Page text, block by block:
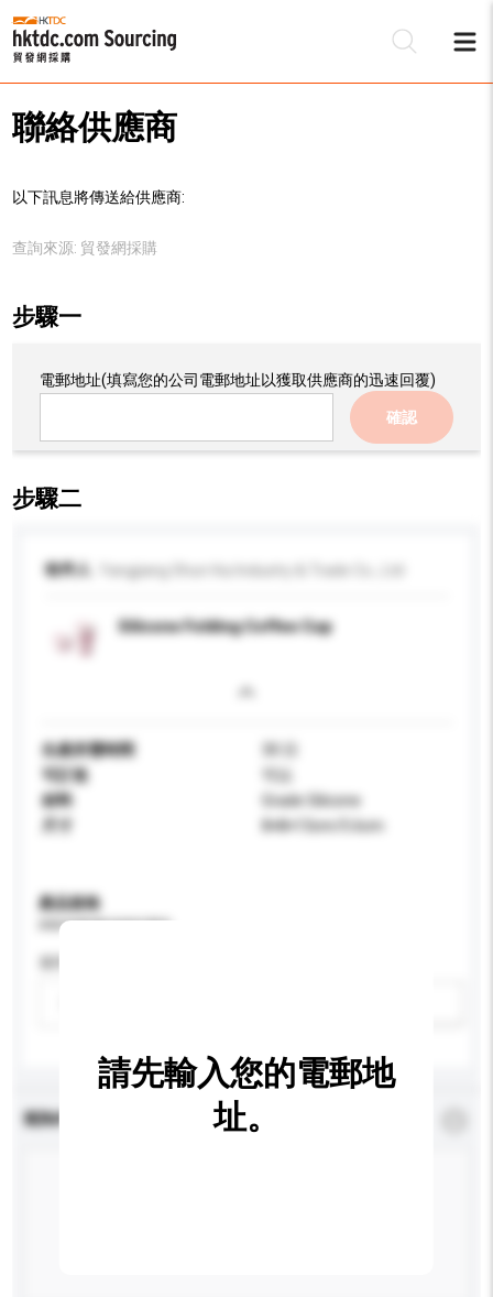
聯絡供應商
以下訊息將傳送給供應商:
查詢來源: 貿發網採購
步驟一
電郵地址(填寫您的公司電郵地址以獲取供應商的迅速回覆)
確認
步驟二
收件人 Yangjiang Shun Hui Industry & Trade Co., Ltd
Silicone Folding Coffee Cup
生產所需時間
30 日
可訂造
可以
材料
Grade Silicone
8×8×13cm/5.6cm
產品規格
請提供您對產品的特定要求。
查詢內容
請先輸入您的電郵地
址。